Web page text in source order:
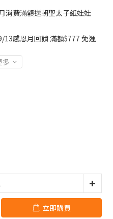
消費滿額送朝聖太子紙娃娃
13感恩月回饋 滿額$777 免運
多
立即購買